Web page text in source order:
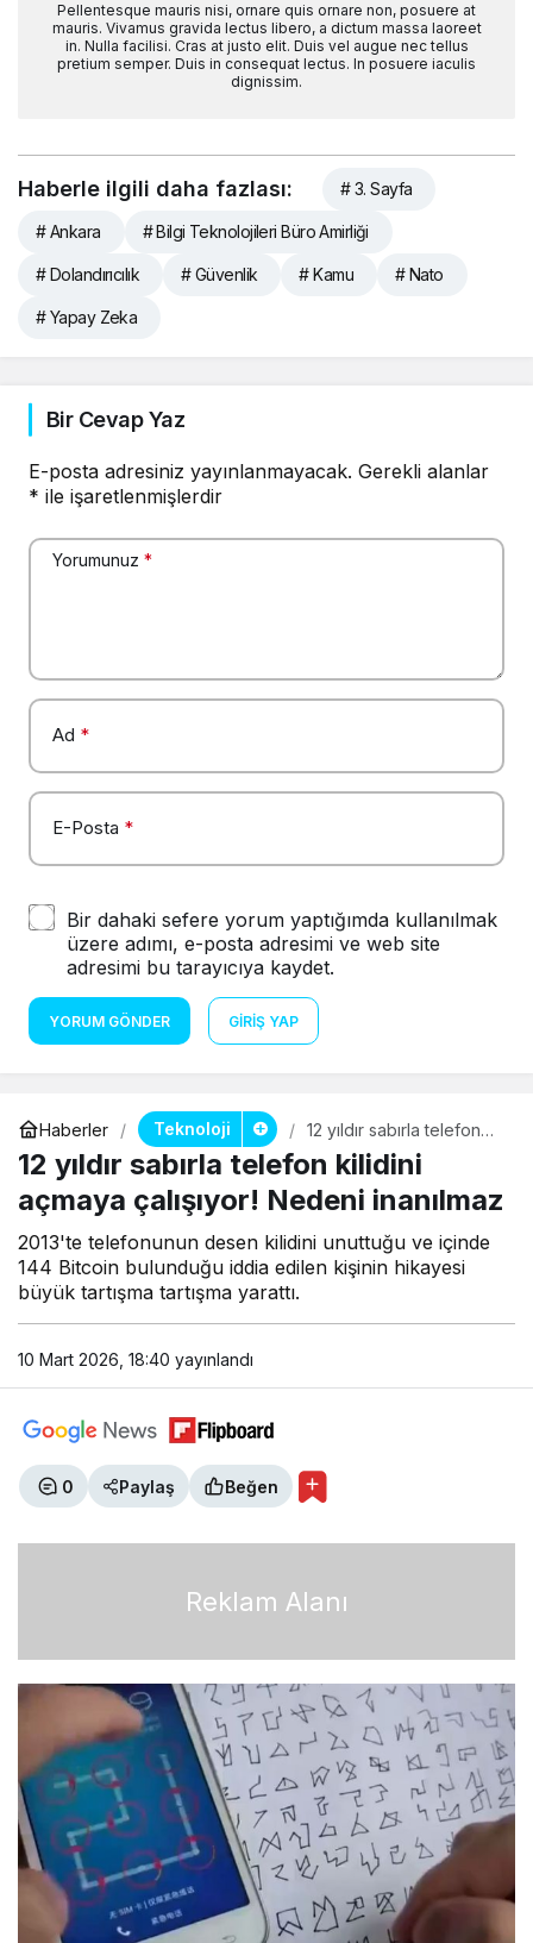
Pellentesque mauris nisi, ornare quis ornare non, posuere at
mauris. Vivamus gravida lectus libero, a dictum massa laoreet
in. Nulla facilisi. Cras at justo elit. Duis vel augue nec tellus
pretium semper. Duis in consequat lectus. In posuere iaculis
dignissim.
Haberle ilgili daha fazlası: # 3. Sayfa
# Ankara # Bilgi Teknolojileri Büro Amirliği
# Dolandırıcılık # Güvenlik # Kamu # Nato
# Yapay Zeka
Bir Cevap Yaz
E-posta adresiniz yayınlanmayacak. Gerekli alanlar
* ile işaretlenmişlerdir
Yorumunuz *
Ad *
E-Posta *
Bir dahaki sefere yorum yaptığımda kullanılmak
üzere adımı, e-posta adresimi ve web site
adresimi bu tarayıcıya kaydet.
YORUM GÖNDER GIRIŞ YAP
Haberler Teknoloji
12 yıldır sabırla telefon
kilidini açmaya çalışıyor!
Nedeni inanılmaz
12 yıldır sabırla telefon kilidini
açmaya çalışıyor! Nedeni inanılmaz
2013'te telefonunun desen kilidini unuttuğu ve içinde
144 Bitcoin bulunduğu iddia edilen kişinin hikayesi
büyük tartışma tartışma yarattı.
10 Mart 2026, 18:40 yayınlandı
0 Paylaş Beğen
Reklam Alanı